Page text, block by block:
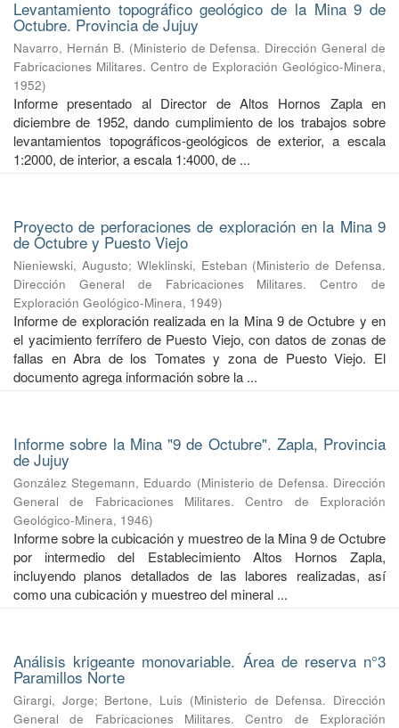
Levantamiento topográfico geológico de la Mina 9 de
Octubre. Provincia de Jujuy
Navarro, Hernán B. (Ministerio de Defensa. Dirección General de
Fabricaciones Militares. Centro de Exploración Geológico-Minera,
1952)
Informe presentado al Director de Altos Hornos Zapla en
diciembre de 1952, dando cumplimiento de los trabajos sobre
levantamientos topográficos-geológicos de exterior, a escala
1:2000, de interior, a escala 1:4000, de ...
Proyecto de perforaciones de exploración en la Mina 9
de Octubre y Puesto Viejo
Nieniewski, Augusto; Wleklinski, Esteban (Ministerio de Defensa.
Dirección General de Fabricaciones Militares. Centro de
Exploración Geológico-Minera, 1949)
Informe de exploración realizada en la Mina 9 de Octubre y en
el yacimiento ferrífero de Puesto Viejo, con datos de zonas de
fallas en Abra de los Tomates y zona de Puesto Viejo. El
documento agrega información sobre la ...
Informe sobre la Mina "9 de Octubre". Zapla, Provincia
de Jujuy
González Stegemann, Eduardo (Ministerio de Defensa. Dirección
General de Fabricaciones Militares. Centro de Exploración
Geológico-Minera, 1946)
Informe sobre la cubicación y muestreo de la Mina 9 de Octubre
por intermedio del Establecimiento Altos Hornos Zapla,
incluyendo planos detallados de las labores realizadas, así
como una cubicación y muestreo del mineral ...
Análisis krigeante monovariable. Área de reserva n°3
Paramillos Norte
Girargi, Jorge; Bertone, Luis (Ministerio de Defensa. Dirección
General de Fabricaciones Militares. Centro de Exploración